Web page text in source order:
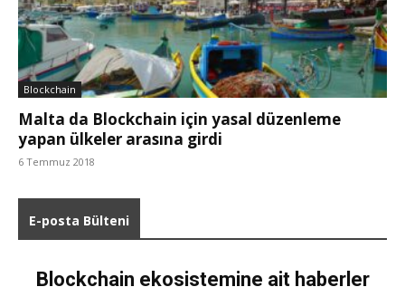
Blockchain
Malta da Blockchain için yasal düzenleme
yapan ülkeler arasına girdi
6 Temmuz 2018
E-posta Bülteni
Blockchain ekosistemine ait haberler